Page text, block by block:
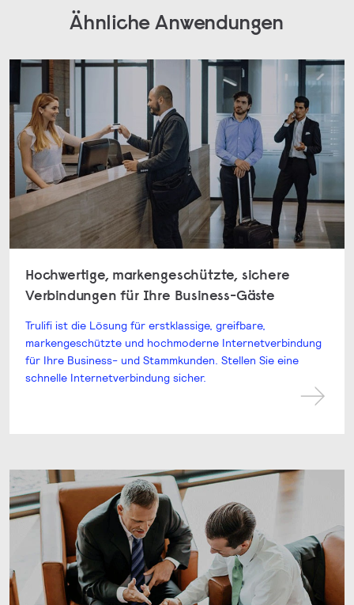
Ähnliche Anwendungen
Hochwertige, markengeschützte, sichere
Verbindungen für Ihre Business-Gäste
Trulifi ist die Lösung für erstklassige, greifbare,
markengeschützte und hochmoderne Internetverbindung
für Ihre Business- und Stammkunden. Stellen Sie eine
schnelle Internetverbindung sicher.